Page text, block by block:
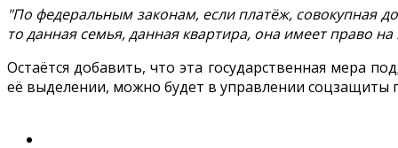
"По федеральным законам, если платёж, совокупная
то данная семья, данная квартира, она имеет право
Остаётся добавить, что эта государственная мера
её выделении, можно будет в управлении соцзащиты